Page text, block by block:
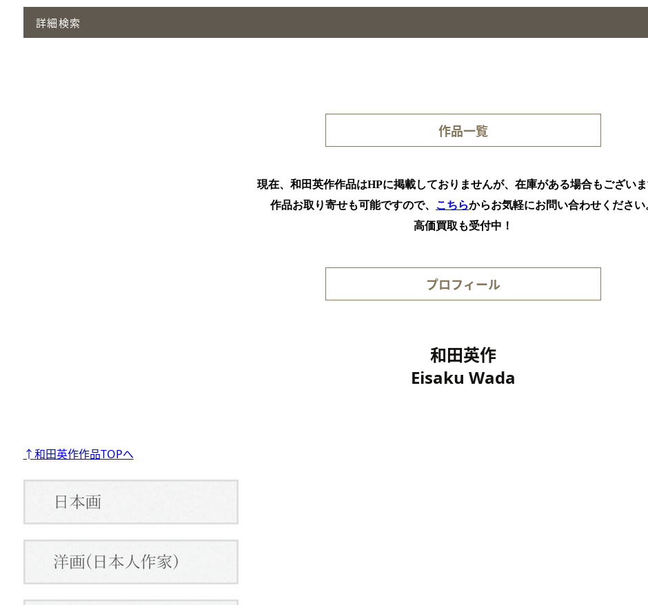
詳細検索
作品一覧
現在、和田英作作品はHPに掲載しておりませんが、在庫がある場合もございま
作品お取り寄せも可能ですので、 こちらからお気軽にお問い合わせください
高価買取も受付中！
プロフィール
和田英作
Eisaku Wada
↑和田英作作品TOPへ